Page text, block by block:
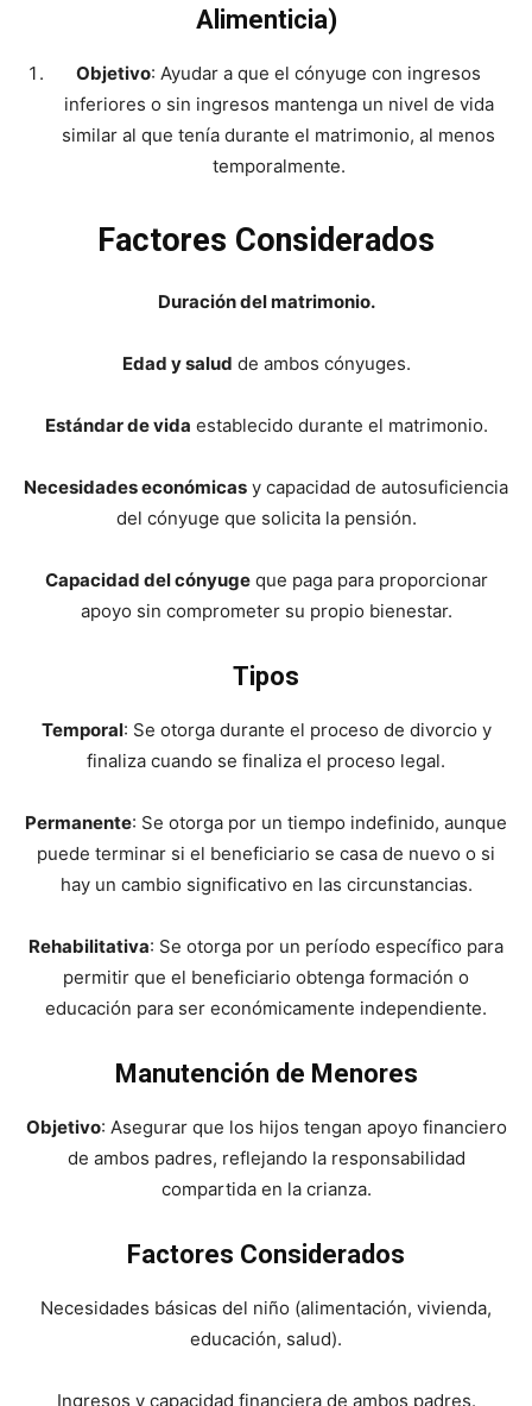
Alimenticia)
Objetivo: Ayudar a que el cónyuge con ingresos
inferiores o sin ingresos mantenga un nivel de vida
similar al que tenía durante el matrimonio, al menos
temporalmente.
Factores Considerados
Duración del matrimonio.
Edad y salud de ambos cónyuges.
Estándar de vida establecido durante el matrimonio.
Necesidades económicas y capacidad de autosuficiencia
del cónyuge que solicita la pensión.
Capacidad del cónyugeque paga para proporcionar
apoyo sin comprometer su propio bienestar.
Tipos
Temporal: Se otorga durante el proceso de divorcio y
finaliza cuando se finaliza el proceso legal.
Permanente: Se otorga por un tiempo indefinido, aunque
puede terminar si el beneficiario se casa de nuevo o si
hay un cambio significativo en las circunstancias.
Rehabilitativa: Se otorga por un período específico para
permitir que el beneficiario obtenga formación o
educación para ser económicamente independiente.
Manutención de Menores
Objetivo: Asegurar que los hijos tengan apoyo financiero
de ambos padres, reflejando la responsabilidad
compartida en la crianza.
Factores Considerados
Necesidades básicas del niño (alimentación, vivienda,
educación, salud).
Ingresos y capacidad financiera de ambos padres.